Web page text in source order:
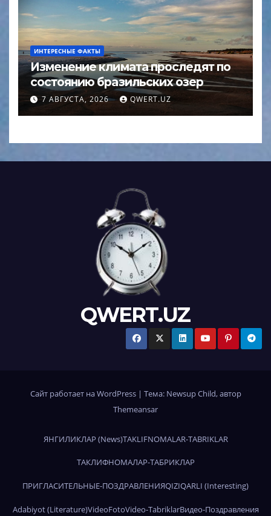
ИНТЕРЕСНЫЕ ФАКТЫ
Изменение климата проследят по
состоянию бразильских озер
7 АВГУСТА, 2026 QWERT.UZ
QWERT.UZ
Сайт работает на WordPress | Тема: Newsup Child, автор
Themeansar
ЯНГИЛИКЛАР (News)TAKLIFNOMALAR-TABRIKLAR
ТАКЛИФНОМАЛАР-ТАБРИКЛАР
ПРИГЛАСИТЕЛЬНЫЕ-ПОЗДРАВЛЕНИЯQIZIQARLI (Interesting)
Adabiyot (Literature)VideoFotoVideo-TabriklarВидео-Поздравления